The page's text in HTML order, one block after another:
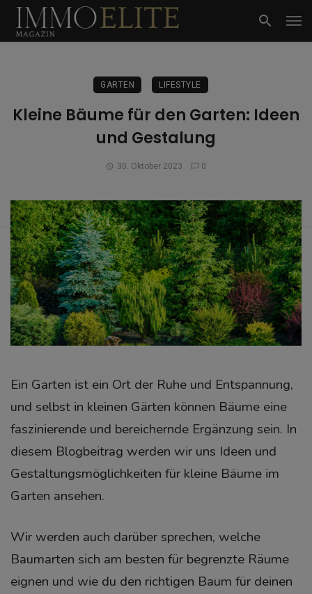
GARTEN LIFESTYLE
Kleine Bäume für den Garten: Ideen
und Gestalung
30. Oktober 2023 0
Ein Garten ist ein Ort der Ruhe und Entspannung,
und selbst in kleinen Gärten können Bäume eine
faszinierende und bereichernde Ergänzung sein. In
diesem Blogbeitrag werden wir uns Ideen und
Gestaltungsmöglichkeiten für kleine Bäume im
Garten ansehen.
Wir werden auch darüber sprechen, welche
Baumarten sich am besten für begrenzte Räume
eignen und wie du den richtigen Baum für deinen